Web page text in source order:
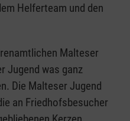
Helferteam und den
Malteser
Jugend was ganz
Die Malteser Jugend
an Friedhofsbesucher